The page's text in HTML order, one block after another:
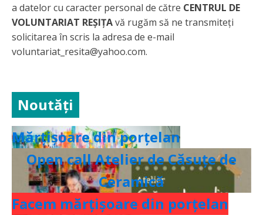
a datelor cu caracter personal de către CENTRUL DE
VOLUNTARIAT REȘIȚAvă rugăm să ne transmiteți
solicitarea în scris la adresa de e-mail
voluntariat_resita@yahoo.com.
Noutăți
Mărțișoare din porțelan
Open call Atelier de Căsuțe de
Ceramică
Facem mărțișoare din porțelan